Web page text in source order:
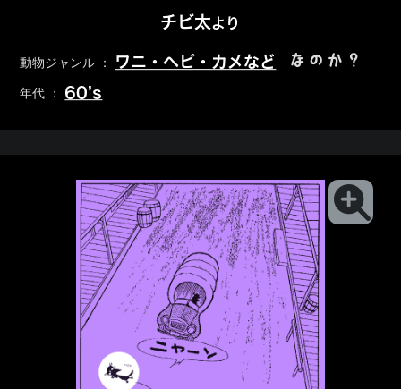
チビ太より
動物ジャンル ： ワニ・ヘビ・カメなど なのか？
年代 ： 60’s